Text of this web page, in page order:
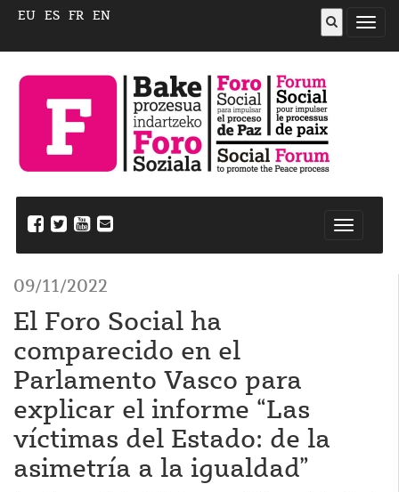
Abrir
EU ES FR EN
09/11/2022
El Foro Social ha
comparecido en el
Parlamento Vasco para
explicar el informe “Las
víctimas del Estado: de la
asimetría a la igualdad”